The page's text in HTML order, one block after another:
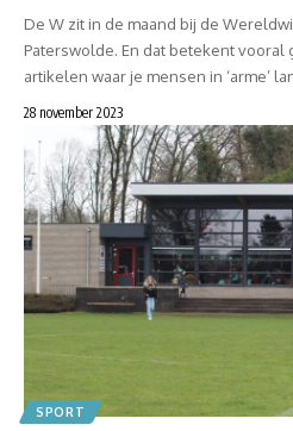
De W zit in de maand bij de
Paterswolde. En dat betekent
artikelen waar je mensen in ‘arme’
28 november 2023
SPORT